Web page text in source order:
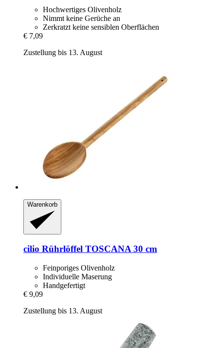
Hochwertiges Olivenholz
Nimmt keine Gerüche an
Zerkratzt keine sensiblen Oberflächen
€ 7,09
Zustellung bis 13. August
Warenkorb
cilio Rührlöffel TOSCANA 30 cm
Feinporiges Olivenholz
Individuelle Maserung
Handgefertigt
€ 9,09
Zustellung bis 13. August